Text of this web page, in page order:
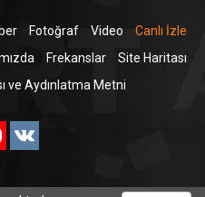
Fotoğraf Video
Canlı İzle
Frekanslar
Site Haritası
ve Aydınlatma Metni
YouTube